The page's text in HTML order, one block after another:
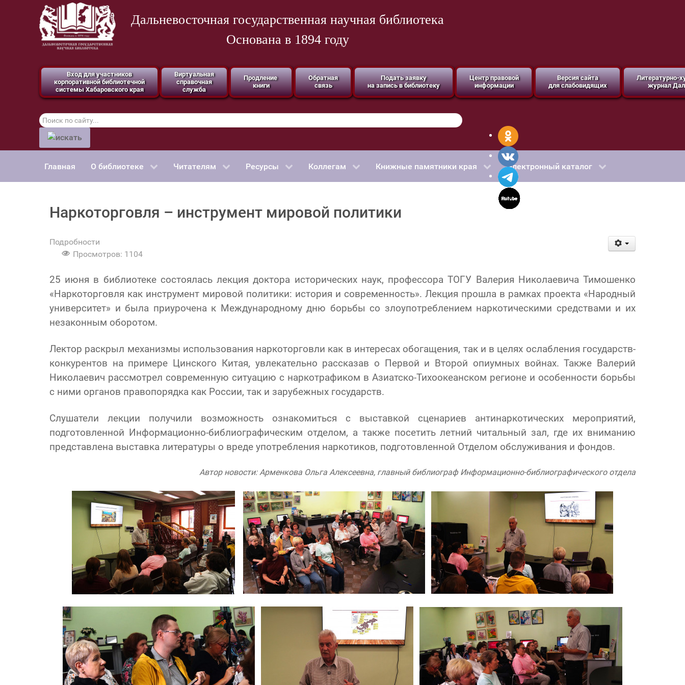
Дальневосточная государственная научная библиотека
Основана в 1894 году
Вход для участников
корпоративной библиотечной
системы Хабаровского края
Виртуальная
справочная
служба
Продление
книги
Обратная
связь
Подать заявку
на запись в библиотеку
Центр правовой
информации
Версия сайта
для слабовидящих
Литературно-
журнал
Поиск
по
сайту
Главная О библиотеке Читателям Ресурсы Коллегам Книжные памятники края Электронный каталог
Наркоторговля – инструмент мировой политики
Подробности
Просмотров: 1104
25 июня в библиотеке состоялась лекция доктора исторических наук, профессора ТОГУ Валерия Николаевича Тимошенко
«Наркоторговля как инструмент мировой политики: история и современность». Лекция прошла в рамках проекта «Народный
университет» и была приурочена к Международному дню борьбы со злоупотреблением наркотическими средствами и их
незаконным оборотом.
Лектор раскрыл механизмы использования наркоторговли как в интересах обогащения, так и в целях ослабления государств-
конкурентов на примере Цинского Китая, увлекательно рассказав о Первой и Второй опиумных войнах. Также Валерий
Николаевич рассмотрел современную ситуацию с наркотрафиком в Азиатско-Тихоокеанском регионе и особенности борьбы
с ними органов правопорядка как России, так и зарубежных государств.
Слушатели лекции получили возможность ознакомиться с выставкой сценариев антинаркотических мероприятий,
подготовленной Информационно-библиографическим отделом, а также посетить летний читальный зал, где их вниманию
представлена выставка литературы о вреде употребления наркотиков, подготовленной Отделом обслуживания и фондов.
Автор новости: Арменкова Ольга Алексеевна, главный библиограф Информационно-библиографического отдела